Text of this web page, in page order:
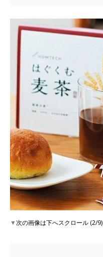
▼次の画像は下へスクロール (2/9)